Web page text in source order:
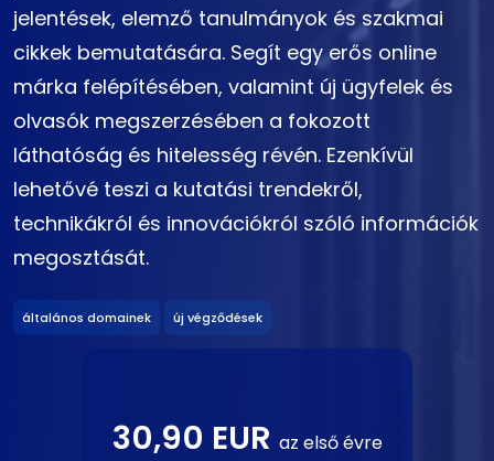
jelentések, elemző tanulmányok és szakmai
cikkek bemutatására. Segít egy erős online
márka felépítésében, valamint új ügyfelek és
olvasók megszerzésében a fokozott
láthatóság és hitelesség révén. Ezenkívül
lehetővé teszi a kutatási trendekről,
technikákról és innovációkról szóló információk
megosztását.
általános domainek új végződések
30,90 EUR az első évre